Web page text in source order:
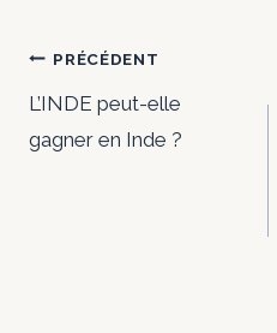
Navigation
de
l’article
PRÉCÉDENT
L’INDE peut-elle
gagner en Inde ?